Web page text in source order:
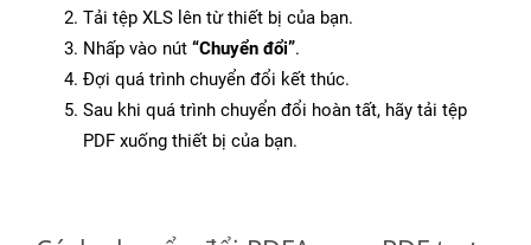
Tải tệp XLS lên từ thiết bị của bạn.
Nhấp vào nút “Chuyển đổi”.
Đợi quá trình chuyển đổi kết thúc.
Sau khi quá trình chuyển đổi hoàn tất, hãy tải tệp
PDF xuống thiết bị của bạn.